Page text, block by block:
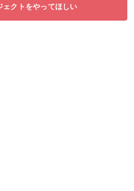
ェクトをやってほしい